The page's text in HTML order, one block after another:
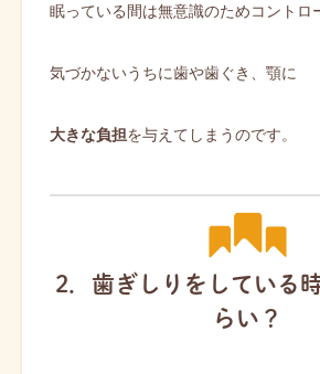
眠っている間は無意識のためコントロ
気づかないうちに歯や歯ぐき、顎に
大きな負担を与えてしまうのです。
2．歯ぎしりをしている
らい？